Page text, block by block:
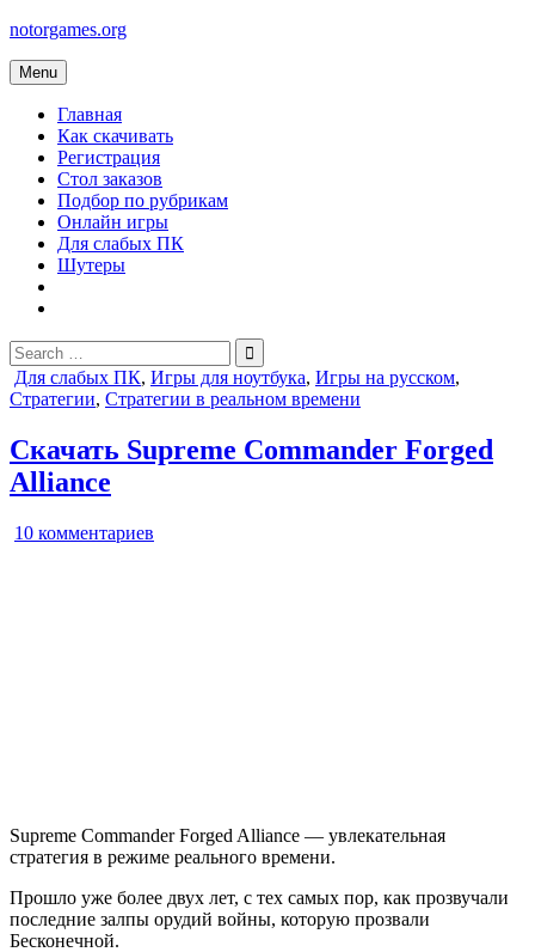
Skip
content
notorgames.org
Menu
Главная
Как скачивать
Регистрация
Стол заказов
Подбор по рубрикам
Онлайн игры
Для слабых ПК
Шутеры
Search
for:
Posted
in
Для слабых ПК, Игры для ноутбука, Игры на русском,
Стратегии, Стратегии в реальном времени
Скачать Supreme Commander Forged
Alliance
10 комментариев
Supreme Commander Forged Alliance — увлекательная
стратегия в режиме реального времени.
Прошло уже более двух лет, с тех самых пор, как прозвучали
последние залпы орудий войны, которую прозвали
Бесконечной.